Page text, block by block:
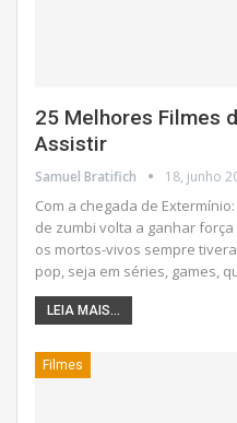
25 Melhores Filmes
Assistir
Samuel Bratifich 18, junho
Com a chegada de
de zumbi volta a ganhar
os mortos-vivos sempre
pop, seja em séries, games,
LEIA MAIS...
Filmes